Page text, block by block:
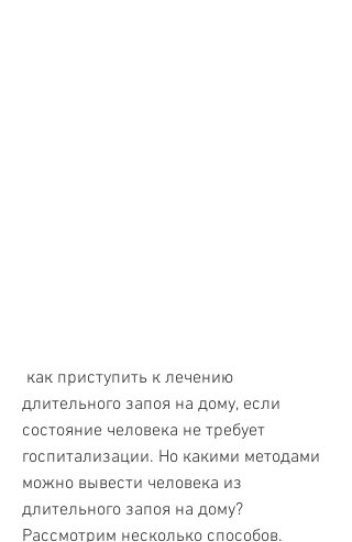
длительного запоя на дому, если
состояние человека не требует
госпитализации. Но какими методами
можно вывести человека из
длительного запоя на дому?
Рассмотрим несколько способов.